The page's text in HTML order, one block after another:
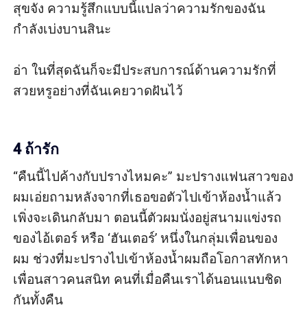
สุขจัง ความรู้สึกแบบนี้แปลว่าความรักของฉัน
กำลังเบ่งบานสินะ
อ่า ในที่สุดฉันก็จะมีประสบการณ์ด้านความรักที่
สวยหรูอย่างที่ฉันเคยวาดฝันไว้
4 ถ้ารัก
“คืนนี้ไปค้างกับปรางไหมคะ” มะปรางแฟนสาวของ
ผมเอ่ยถามหลังจากที่เธอขอตัวไปเข้าห้องน้ำแล้ว
เพิ่งจะเดินกลับมา ตอนนี้ตัวผมนั่งอยู่สนามแข่งรถ
ของไอ้เตอร์ หรือ ‘ฮันเตอร์’ หนึ่งในกลุ่มเพื่อนของ
ผม ช่วงที่มะปรางไปเข้าห้องน้ำผมถือโอกาสทักหา
เพื่อนสาวคนสนิท คนที่เมื่อคืนเราได้นอนแนบชิด
กันทั้งคืน